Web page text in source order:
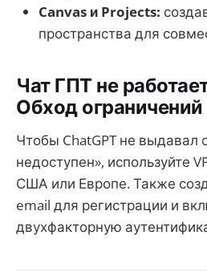
Canvas и Projects:
пространства для
Чат ГПТ не
Обход ограничений
Чтобы ChatGPT не выдавал
недоступен», используйте
США или Европе. Также
email для регистрации и
двухфакторную